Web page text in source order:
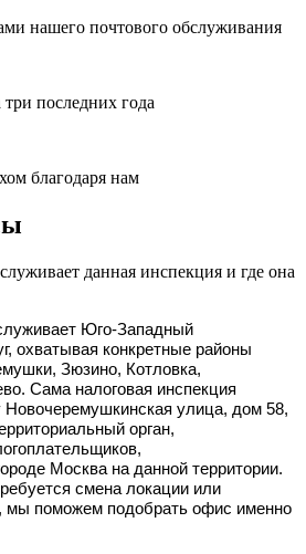
нашего почтового обслуживания
последних года
благодаря нам
данная инспекция и где она
Юго-Западный
охватывая конкретные районы
Зюзино, Котловка,
Сама налоговая инспекция
Новочеремушкинская улица, дом 58,
орган,
Москва на данной территории.
смена локации или
мы поможем подобрать офис именно